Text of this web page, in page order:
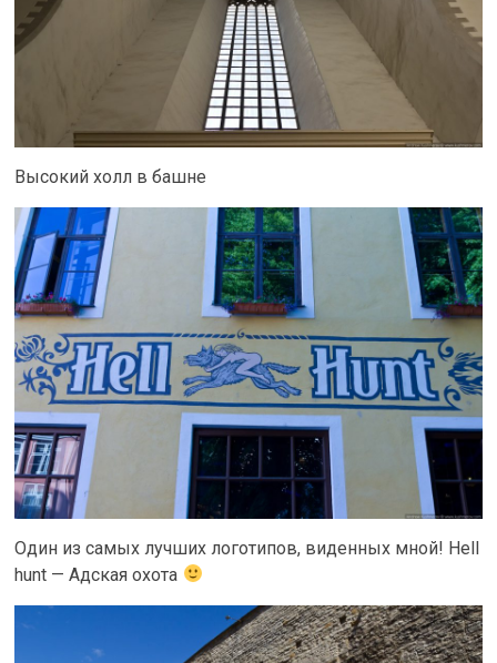
Высокий холл в башне
Один из самых лучших логотипов, виденных мной! Hell
hunt — Адская охота